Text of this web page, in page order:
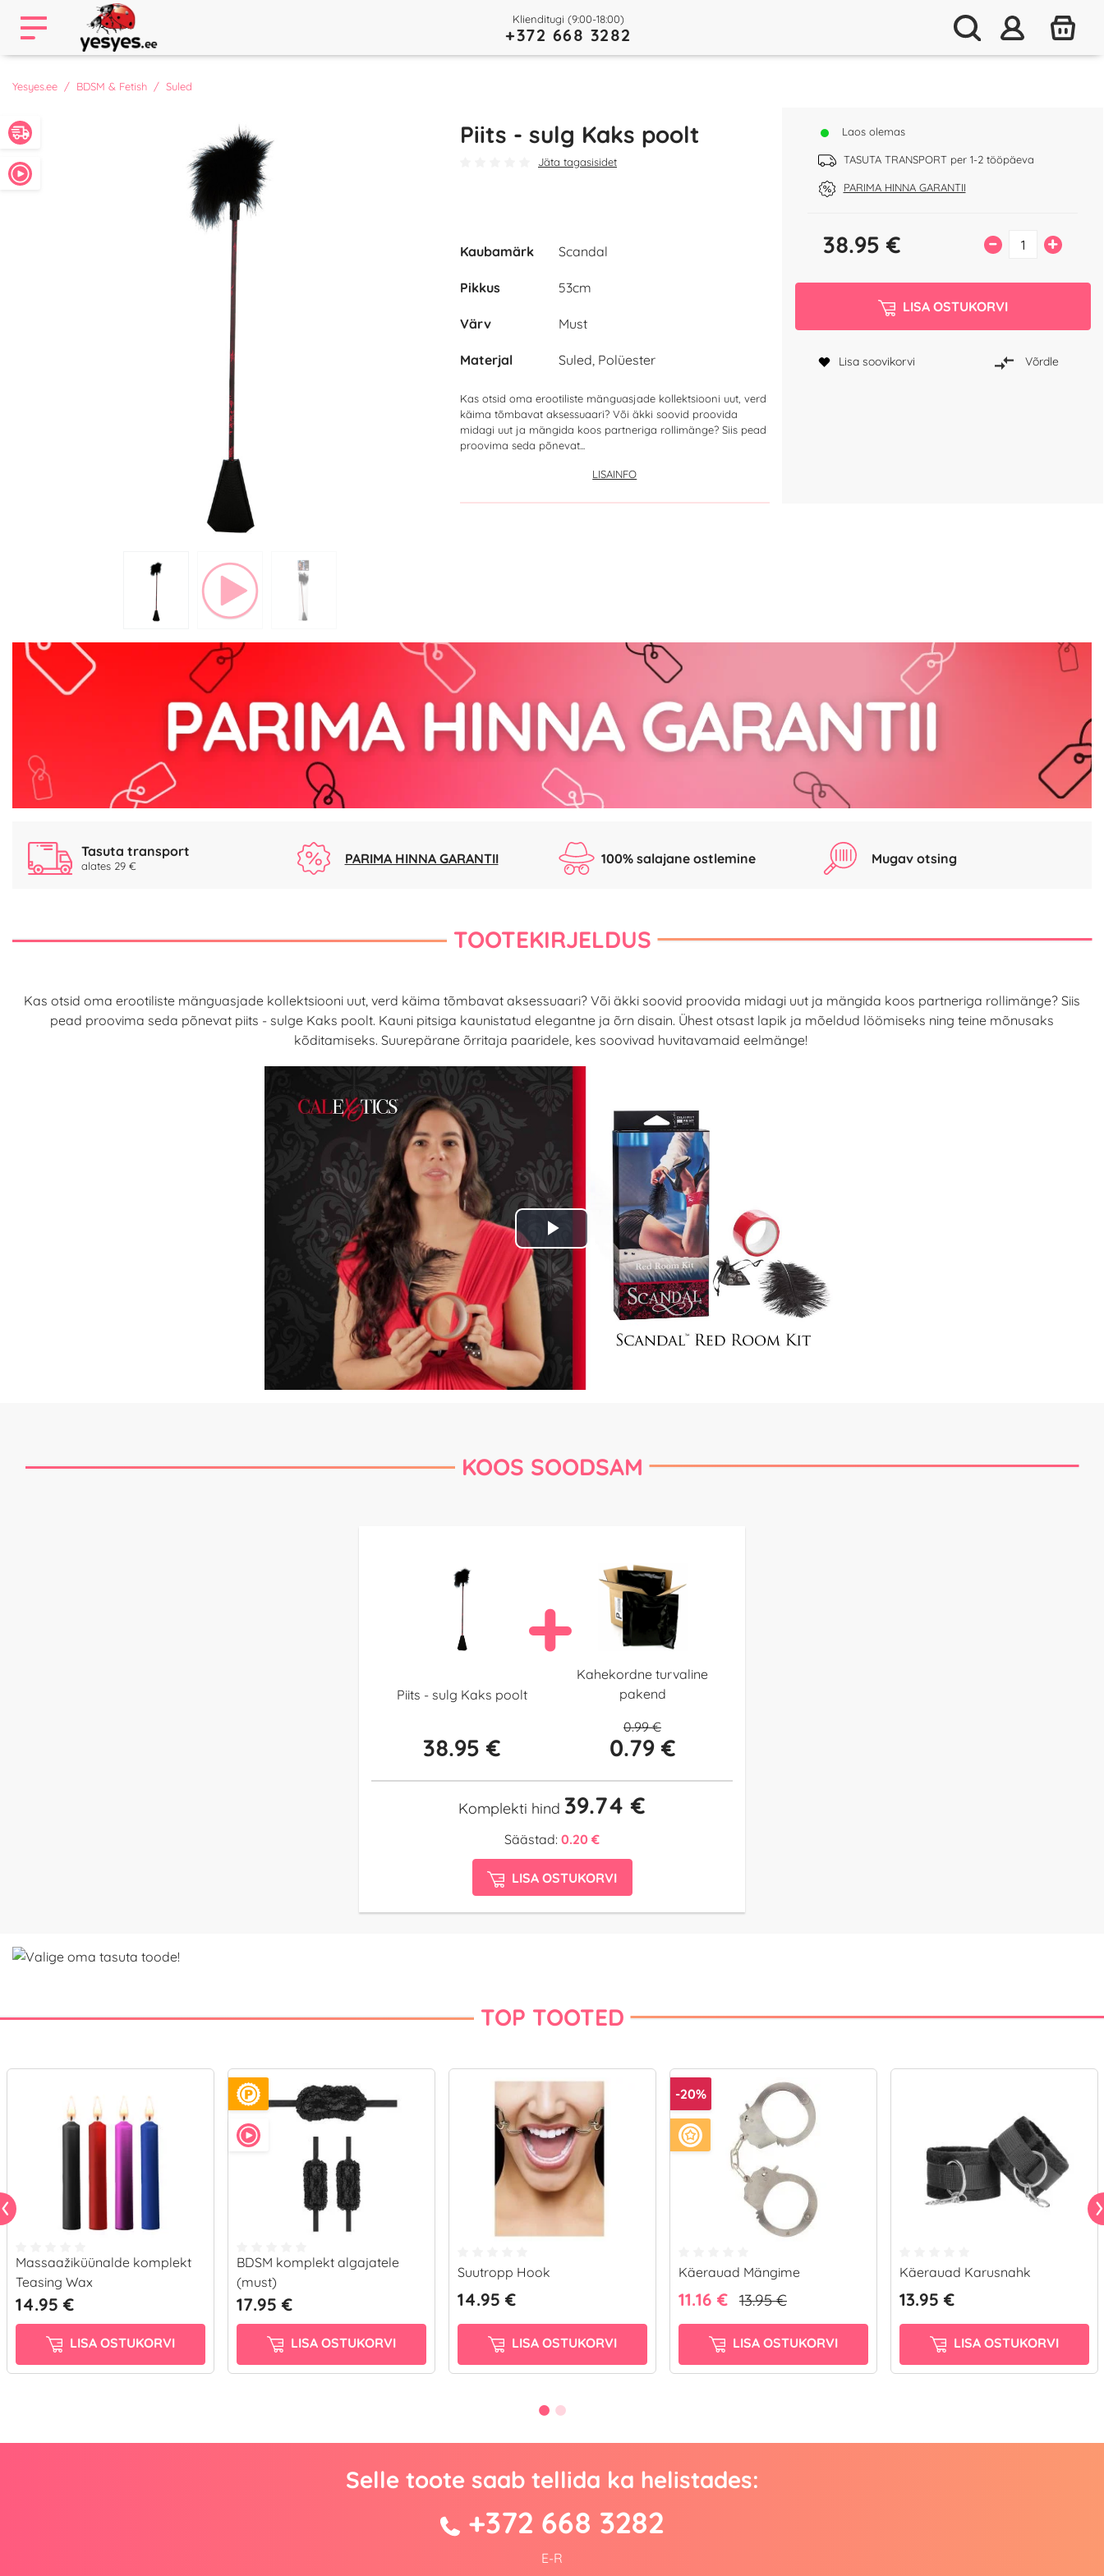
Klienditugi (9:00-18:00)
+372 668 3282
Yesyes.ee BDSM & Fetish Suled
Piits - sulg Kaks poolt
Jäta tagasisidet
Laos olemas
TASUTA TRANSPORT per 1-2 tööpäeva
PARIMA HINNA GARANTII
Kaubamärk Scandal
Pikkus 53cm
Värv Must
Materjal Suled, Polüester
Kas otsid oma erootiliste mänguasjade kollektsiooni uut, verd
käima tõmbavat aksessuaari? Või äkki soovid proovida
midagi uut ja mängida koos partneriga rollimänge? Siis pead
proovima seda põnevat...
LISAINFO
38.95 € – +
LISA OSTUKORVI
Lisa soovikorvi Võrdle
Tasuta transport
alates 29 € PARIMA HINNA GARANTII 100% salajane ostlemine Mugav otsing
TOOTEKIRJELDUS
Kas otsid oma erootiliste mänguasjade kollektsiooni uut, verd käima tõmbavat aksessuaari? Või äkki soovid proovida midagi uut ja mängida koos partneriga rollimänge? Siis
pead proovima seda põnevat piits - sulge Kaks poolt. Kauni pitsiga kaunistatud elegantne ja õrn disain. Ühest otsast lapik ja mõeldud löömiseks ning teine mõnusaks
kõditamiseks. Suurepärane õrritaja paaridele, kes soovivad huvitavamaid eelmänge!
Play
Video
KOOS SOODSAM
Piits - sulg Kaks poolt
38.95 €
Kahekordne turvaline
pakend
0.99 €
0.79 €
Komplekti hind 39.74 €
Säästad: 0.20 €
LISA OSTUKORVI
TOP TOOTED
Massaažiküünalde komplekt
Teasing Wax
14.95 €
LISA OSTUKORVI
BDSM komplekt algajatele
(must)
17.95 €
LISA OSTUKORVI
Suutropp Hook
14.95 €
LISA OSTUKORVI
-20%
Käerauad Mängime
11.16 € 13.95 €
LISA OSTUKORVI
Käerauad Karusnahk
13.95 €
LISA OSTUKORVI
Selle toote saab tellida ka helistades:
+372 668 3282
E-R